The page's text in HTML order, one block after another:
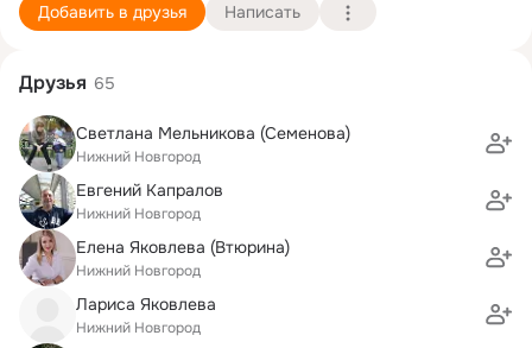
Добавить в друзья Написать
Друзья 65
Светлана Мельникова (Семенова)
Нижний Новгород
Евгений Капралов
Нижний Новгород
Елена Яковлева (Втюрина)
Нижний Новгород
Лариса Яковлева
Нижний Новгород